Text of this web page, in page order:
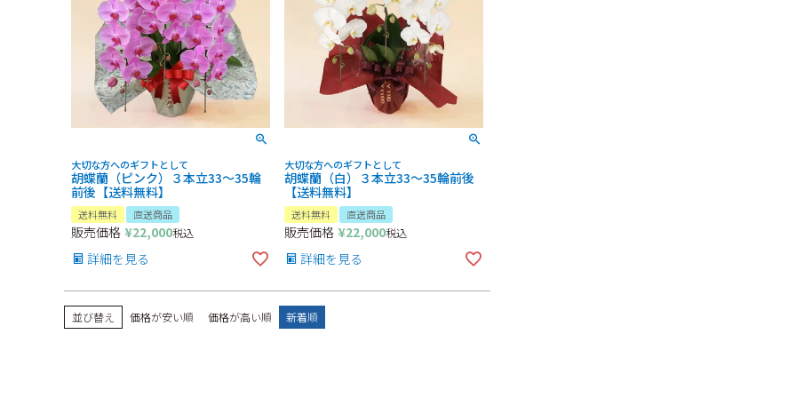
大切な方へのギフトとして
胡蝶蘭（ピンク）３本立33～35輪
前後【送料無料】
送料無料 直送商品
販売価格 ¥22,000税込
詳細を見る
大切な方へのギフトとして
胡蝶蘭（白）３本立33～35輪前後
【送料無料】
送料無料 直送商品
販売価格 ¥22,000税込
詳細を見る
並び替え 価格が安い順 価格が高い順 新着順